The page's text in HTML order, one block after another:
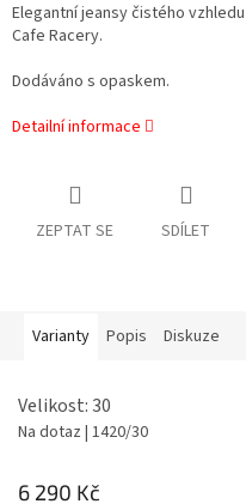
Elegantní jeansy čistého
Cafe Racery.
Dodáváno s opaskem.
Detailní informace
ZEPTAT SE SDÍLET
Varianty Popis Diskuze
Velikost: 30
Na dotaz | 1420/30
6 290 Kč